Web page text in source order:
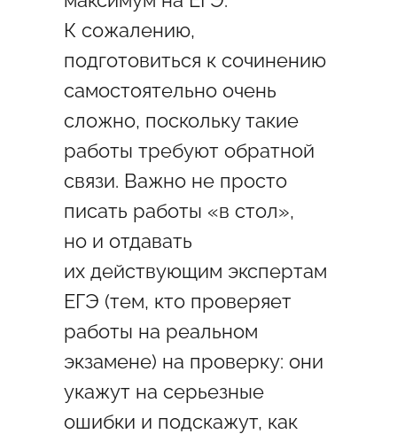
К сожалению,
подготовиться к сочинению
самостоятельно очень
сложно, поскольку такие
работы требуют обратной
связи. Важно не просто
писать работы «в стол»,
но и отдавать
их действующим экспертам
ЕГЭ (тем, кто проверяет
работы на реальном
экзамене) на проверку: они
укажут на серьезные
ошибки и подскажут, как